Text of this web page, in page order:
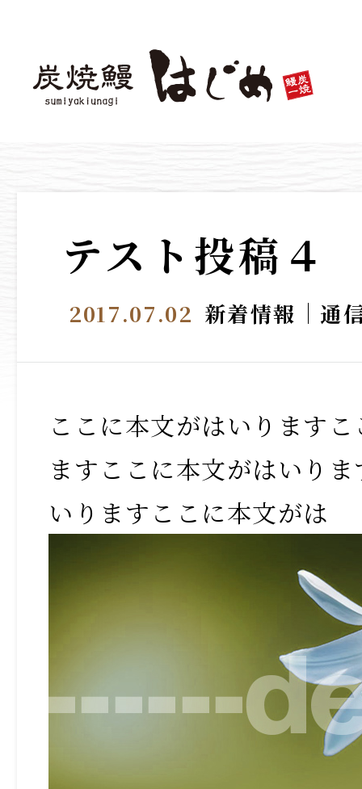
テスト投稿４
2017.07.02 新着情報 通
ここに本文がはいります
ますここに本文がはいり
いりますここに本文がは